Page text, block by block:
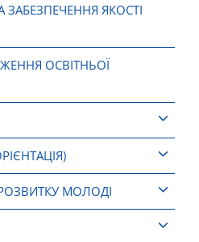
ЯКОСТІ
ОСВІТНЬОЇ
МОЛОДІ